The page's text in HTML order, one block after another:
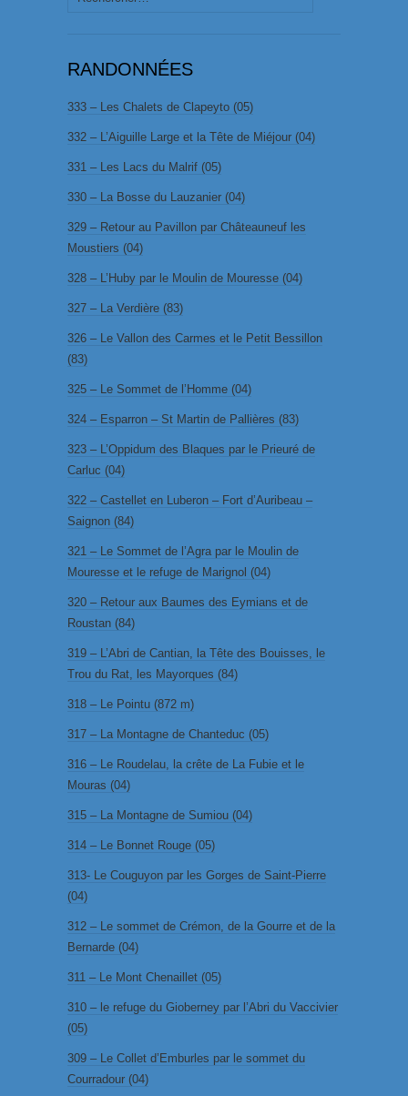
RANDONNÉES
333 – Les Chalets de Clapeyto (05)
332 – L’Aiguille Large et la Tête de Miéjour (04)
331 – Les Lacs du Malrif (05)
330 – La Bosse du Lauzanier (04)
329 – Retour au Pavillon par Châteauneuf les
Moustiers (04)
328 – L’Huby par le Moulin de Mouresse (04)
327 – La Verdière (83)
326 – Le Vallon des Carmes et le Petit Bessillon
(83)
325 – Le Sommet de l’Homme (04)
324 – Esparron – St Martin de Pallières (83)
323 – L’Oppidum des Blaques par le Prieuré de
Carluc (04)
322 – Castellet en Luberon – Fort d’Auribeau –
Saignon (84)
321 – Le Sommet de l’Agra par le Moulin de
Mouresse et le refuge de Marignol (04)
320 – Retour aux Baumes des Eymians et de
Roustan (84)
319 – L’Abri de Cantian, la Tête des Bouisses, le
Trou du Rat, les Mayorques (84)
318 – Le Pointu (872 m)
317 – La Montagne de Chanteduc (05)
316 – Le Roudelau, la crête de La Fubie et le
Mouras (04)
315 – La Montagne de Sumiou (04)
314 – Le Bonnet Rouge (05)
313- Le Couguyon par les Gorges de Saint-Pierre
(04)
312 – Le sommet de Crémon, de la Gourre et de la
Bernarde (04)
311 – Le Mont Chenaillet (05)
310 – le refuge du Gioberney par l’Abri du Vaccivier
(05)
309 – Le Collet d’Emburles par le sommet du
Courradour (04)